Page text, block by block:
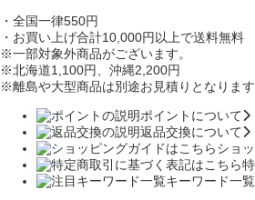
・全国一律550円
・お買い上げ合計10,000円以上で送料無料
※一部対象外商品がございます。
※北海道1,100円 、沖縄2,200円
※離島や大型商品は別途お見積りとなります
ポイントについて
返品交換について
ショ
キーワード一覧